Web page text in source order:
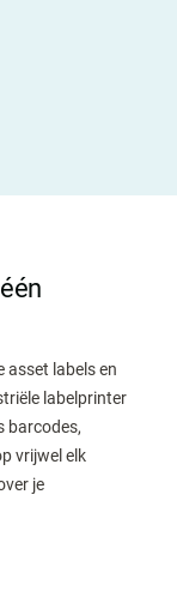
asset labels en
labelprinter
barcodes,
vrijwel elk
je